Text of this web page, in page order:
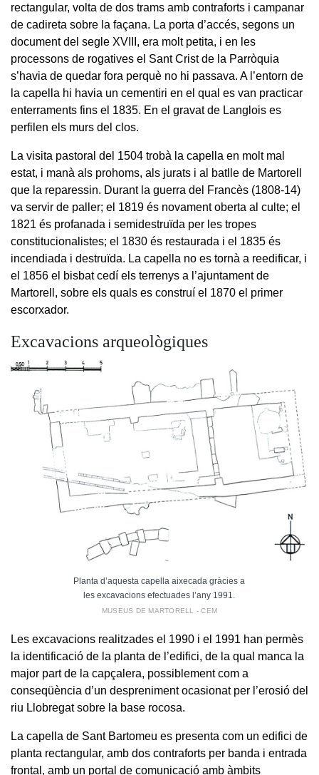
rectangular, volta de dos trams amb contraforts i campanar
de cadireta sobre la façana. La porta d’accés, segons un
document del segle XVIII, era molt petita, i en les
processons de rogatives el Sant Crist de la Parròquia
s’havia de quedar fora perquè no hi passava. A l’entorn de
la capella hi havia un cementiri en el qual es van practicar
enterraments fins el 1835. En el gravat de Langlois es
perfilen els murs del clos.
La visita pastoral del 1504 trobà la capella en molt mal
estat, i manà als prohoms, als jurats i al batlle de Martorell
que la reparessin. Durant la guerra del Francès (1808-14)
va servir de paller; el 1819 és novament oberta al culte; el
1821 és profanada i semidestruïda per les tropes
constitucionalistes; el 1830 és restaurada i el 1835 és
incendiada i destruïda. La capella no es tornà a reedificar, i
el 1856 el bisbat cedí els terrenys a l’ajuntament de
Martorell, sobre els quals es construí el 1870 el primer
escorxador.
Excavacions arqueològiques
Planta d’aquesta capella aixecada gràcies a
les excavacions efectuades l’any 1991.
MUSEUS DE MARTORELL - CEM
Les excavacions realitzades el 1990 i el 1991 han permès
la identificació de la planta de l’edifici, de la qual manca la
major part de la capçalera, possiblement com a
conseqüència d’un despreniment ocasionat per l’erosió del
riu Llobregat sobre la base rocosa.
La capella de Sant Bartomeu es presenta com un edifici de
planta rectangular, amb dos contraforts per banda i entrada
frontal, amb un portal de comunicació amb àmbits